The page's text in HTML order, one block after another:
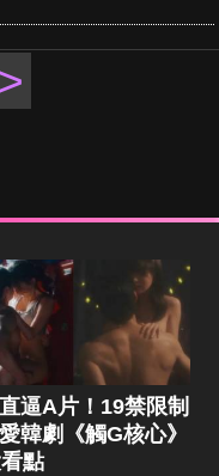
>
逼A片！19禁限制
韓劇《觸G核心》
點